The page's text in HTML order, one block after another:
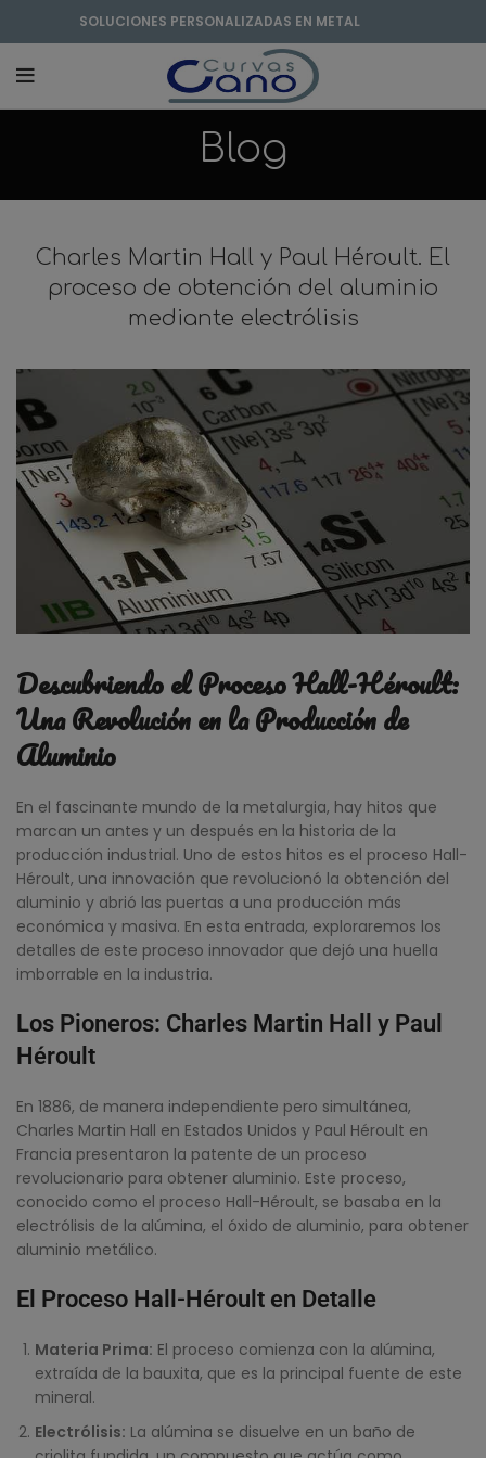
SOLUCIONES PERSONALIZADAS EN METAL
Blog
Charles Martin Hall y Paul Héroult. El
proceso de obtención del aluminio
mediante electrólisis
Descubriendo el Proceso Hall-Héroult:
Una Revolución en la Producción de
Aluminio
En el fascinante mundo de la metalurgia, hay hitos que
marcan un antes y un después en la historia de la
producción industrial. Uno de estos hitos es el proceso Hall-
Héroult, una innovación que revolucionó la obtención del
aluminio y abrió las puertas a una producción más
económica y masiva. En esta entrada, exploraremos los
detalles de este proceso innovador que dejó una huella
imborrable en la industria.
Los Pioneros: Charles Martin Hall y Paul
Héroult
En 1886, de manera independiente pero simultánea,
Charles Martin Hall en Estados Unidos y Paul Héroult en
Francia presentaron la patente de un proceso
revolucionario para obtener aluminio. Este proceso,
conocido como el proceso Hall-Héroult, se basaba en la
electrólisis de la alúmina, el óxido de aluminio, para obtener
aluminio metálico.
El Proceso Hall-Héroult en Detalle
Materia Prima: El proceso comienza con la alúmina,
extraída de la bauxita, que es la principal fuente de este
mineral.
Electrólisis: La alúmina se disuelve en un baño de